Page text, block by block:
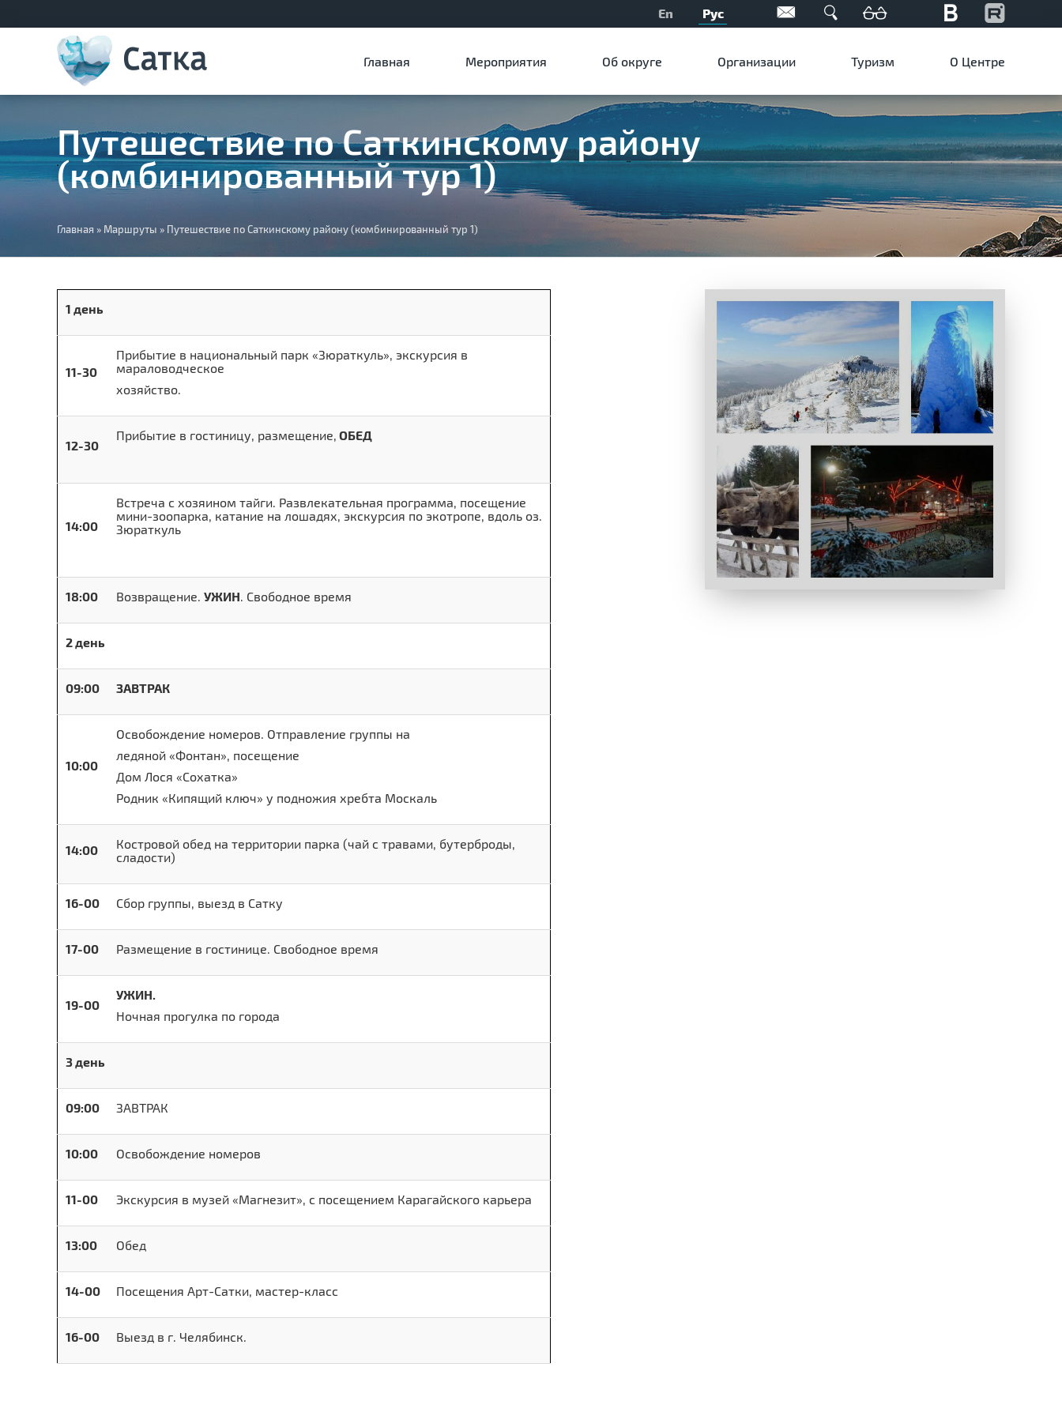
En Рус
Главная Мероприятия Об округе Организации Туризм О Центре
Путешествие по Саткинскому району
(комбинированный тур 1)
Вы
здесь
Главная » Маршруты » Путешествие по Саткинскому району (комбинированный тур 1)
1 день
11-30
Прибытие в национальный парк «Зюраткуль», экскурсия в
мараловодческое
хозяйство.
12-30
Прибытие в гостиницу, размещение, ОБЕД
14:00
Встреча с хозяином тайги. Развлекательная программа, посещение
мини-зоопарка, катание на лошадях, экскурсия по экотропе, вдоль оз.
Зюраткуль
18:00 Возвращение. УЖИН. Свободное время
2 день
09:00 ЗАВТРАК
10:00
Освобождение номеров. Отправление группы на
ледяной «Фонтан», посещение
Дом Лося «Сохатка»
Родник «Кипящий ключ» у подножия хребта Москаль
14:00
Костровой обед на территории парка (чай с травами, бутерброды,
сладости)
16-00 Сбор группы, выезд в Сатку
17-00 Размещение в гостинице. Свободное время
19-00
УЖИН.
Ночная прогулка по города
3 день
09:00 ЗАВТРАК
10:00 Освобождение номеров
11-00 Экскурсия в музей «Магнезит», с посещением Карагайского карьера
13:00 Обед
14-00 Посещения Арт-Сатки, мастер-класс
16-00 Выезд в г. Челябинск.